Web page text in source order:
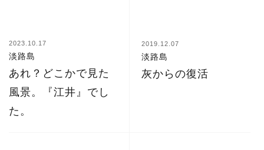
2023.10.17
淡路島
あれ？どこかで見た
風景。『江井』でし
た。
2019.12.07
淡路島
灰からの復活